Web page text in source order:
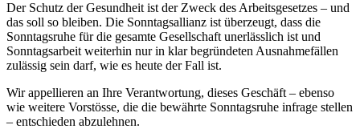
Der Schutz der Gesundheit ist der Zweck des Arbeitsgesetzes – und
das soll so bleiben. Die Sonntagsallianz ist überzeugt, dass die
Sonntagsruhe für die gesamte Gesellschaft unerlässlich ist und
Sonntagsarbeit weiterhin nur in klar begründeten Ausnahmefällen
zulässig sein darf, wie es heute der Fall ist.
Wir appellieren an Ihre Verantwortung, dieses Geschäft – ebenso
wie weitere Vorstösse, die die bewährte Sonntagsruhe infrage stellen
– entschieden abzulehnen.